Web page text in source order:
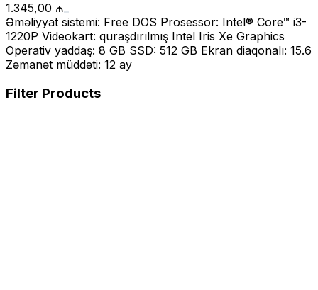
1.345,00 ₼
Əməliyyat sistemi: Free DOS Prosessor: Intel® Core™ i3-
1220P Videokart: quraşdırılmış Intel Iris Xe Graphics
Operativ yaddaş: 8 GB SSD: 512 GB Ekran diaqonalı: 15.6
Zəmanət müddəti: 12 ay
Filter Products